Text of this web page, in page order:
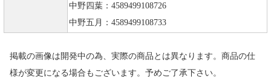
中野四葉：4589499108726
中野五月：4589499108733
掲載の画像は開発中の為、実際の商品とは異なります。商品の仕
様が変更になる場合もございます。予めご了承下さい。